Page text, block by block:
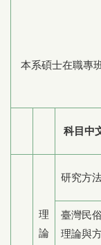
本系碩士在職專
科目中
理
論
研究方
臺灣民
理論與